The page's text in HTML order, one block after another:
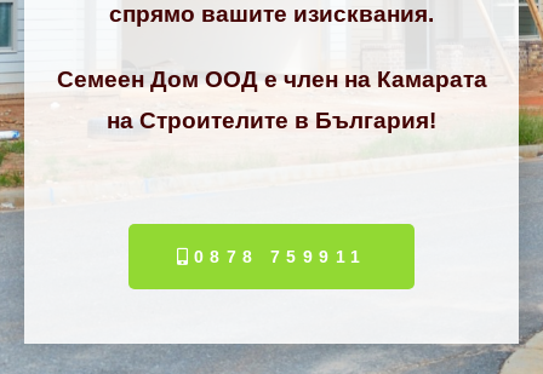
спрямо вашите изисквания.
Семеен Дом ООД е член на Камарата
на Строителите в България!
0878 759911